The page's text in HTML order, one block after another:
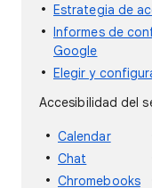
Estrategia de
Informes de
Google
Elegir y
Accesibilidad del
Calendar
Chat
Chromebooks